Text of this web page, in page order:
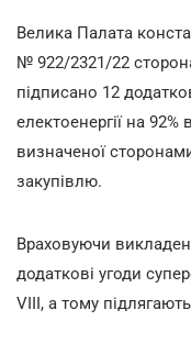
Велика Палата
№ 922/2321/22
підписано 12
електоенергії на 92%
визначеної
закупівлю.
Враховуючи
додаткові угоди
VIII, а тому